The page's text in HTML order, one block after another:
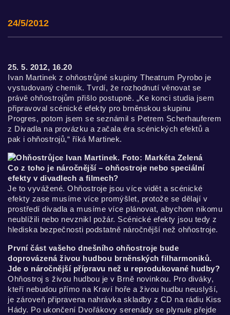
24/5/2012
25. 5. 2012, 16.20
Ivan Martinek z ohňostrůjné skupiny Theatrum Pyrobo je
vystudovaný chemik. Tvrdí, že rozhodnutí věnovat se
právě ohňostrojům přišlo postupně. „Ke konci studia jsem
připravoval scénické efekty pro brněnskou skupinu
Progres, potom jsem se seznámil s Petrem Scherhauferem
z Divadla na provázku a začala éra scénických efektů a
pak i ohňostrojů,“ říká Martinek.
Co z toho je náročnější – ohňostroje nebo speciální
efekty v divadlech a filmech?
Je to vyvážené. Ohňostroje jsou více vidět a scénické
efekty zase musíme více promýšlet, protože se dělají v
prostředí divadla a musíme více plánovat, abychom nikomu
neublížili nebo nevznikl požár. Scénické efekty jsou tedy z
hlediska bezpečnosti podstatně náročnější než ohňostroje.
První část vašeho dnešního ohňostroje bude
doprovázená živou hudbou brněnských filharmoniků.
Jde o náročnější přípravu než u reprodukované hudby?
Ohňostroj s živou hudbou je v Brně novinkou. Pro diváky,
kteří nebudou přímo na Kraví hoře a živou hudbu neuslyší,
je zároveň připravena nahrávka skladby z CD na rádiu Kiss
Hády. Po ukončení Dvořákovy serenády se plynule přejde